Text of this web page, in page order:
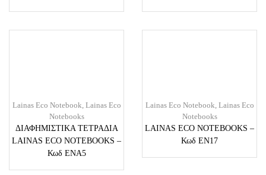
Lainas Eco Notebook Lainas Eco
Notebooks
ΔΙΑΦΗΜΙΣΤΙΚΑ ΤΕΤΡΑΔΙΑ
LAINAS ECO NOTEBOOKS –
Κωδ ENA5
Lainas Eco Notebook Lainas Eco
Notebooks
LAINAS ECO NOTEBOOKS –
Κωδ EN17